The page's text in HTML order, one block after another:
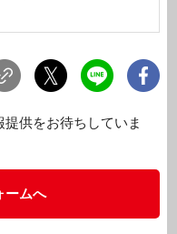
供をお待ちしていま
ームへ